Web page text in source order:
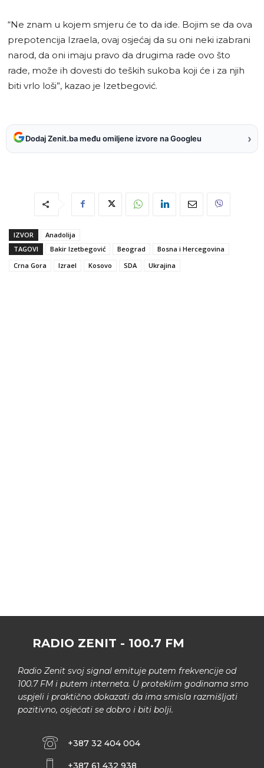
“Ne znam u kojem smjeru će to da ide. Bojim se da ova
prepotencija Izraela, ovaj osjećaj da su oni neki izabrani
narod, da oni imaju pravo da drugima rade ovo što
rade, može ih dovesti do teških sukoba koji će i za njih
biti vrlo loši”, kazao je Izetbegović.
Dodaj Zenit.ba među omiljene izvore na Googleu ›
IZVOR
Anadolija
TAGOVI
Bakir Izetbegović Beograd
Bosna i Hercegovina
Crna Gora
Izrael Kosovo SDA Ukrajina
RADIO ZENIT - 100.7 FM
Radio Zenit svoj signal emituje putem frekvencije od
100.7 FM i putem interneta. U proteklim godinama smo
uspjeli i praktično dokazati da ima smisla razmišljati
pozitivno, osjećati se dobro i biti bolji.
+387 32 404 004
+387 61 432 938